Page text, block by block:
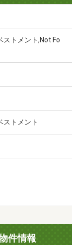
ストメント,Not Fo
ストメント
件情報